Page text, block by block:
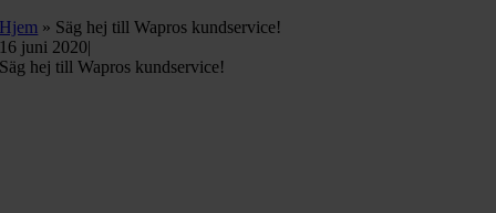
Hjem » Säg hej till Wapros kundservice!
16 juni 2020|
Säg hej till Wapros kundservice!